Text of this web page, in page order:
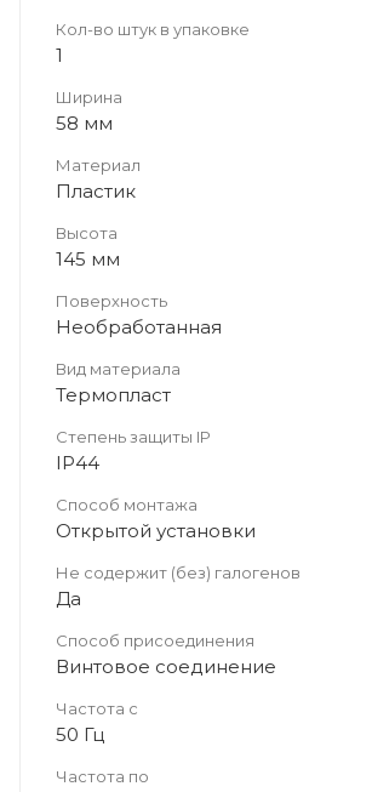
Кол-во штук в упаковке
1
Ширина
58 мм
Материал
Пластик
Высота
145 мм
Поверхность
Необработанная
Вид материала
Термопласт
Степень защиты IP
IP44
Способ монтажа
Открытой установки
Не содержит (без) галогенов
Да
Способ присоединения
Винтовое соединение
Частота с
50 Гц
Частота по